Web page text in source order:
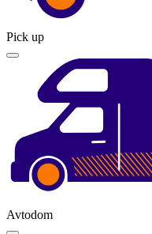
Pick up
Avtodom